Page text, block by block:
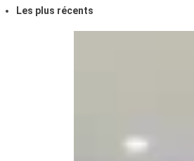
Les plus récents